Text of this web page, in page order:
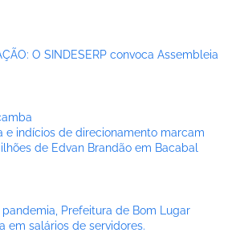
O SINDESERP convoca Assembleia
e indícios de direcionamento marcam
de Edvan Brandão em Bacabal
Prefeitura de Bom Lugar
em salários de servidores.